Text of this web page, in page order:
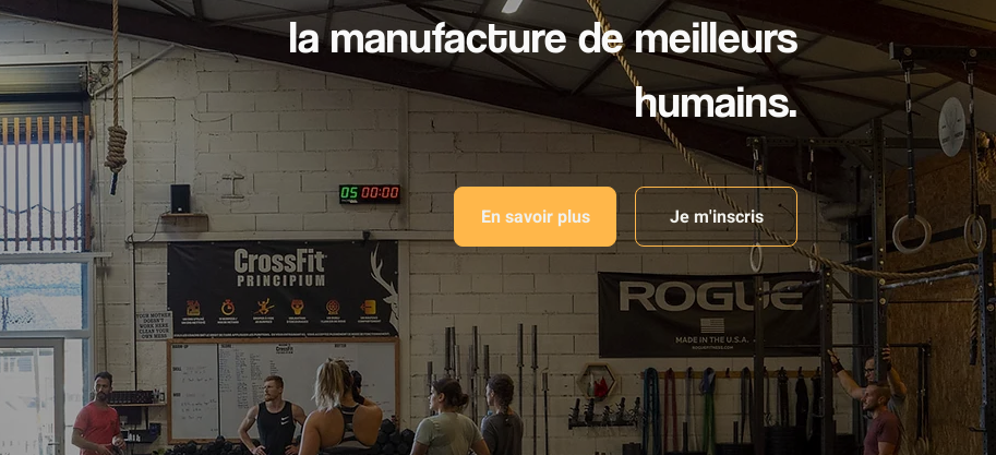
la manufacture de meilleurs
humains.
En savoir plus Je m'inscris
Tu souhaites rejoindre une salle de
sport qui te fait atteindre tes
objectifs?